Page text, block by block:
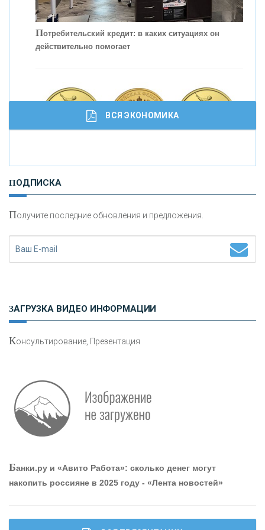
Скорость - один из главных трендов в
кредитовании бизнеса - «Интервью»
Работа мечты. Что банки делают для того, чтобы
привлечь и удержать персонал - «Интервью»
Потребительский кредит: в каких ситуациях он
действительно помогает
И
сохранения и увеличения капитала
ВСЯ ЭКОНОМИКА
ПОДПИСКА
Получите последние обновления и предложения.
ЗАГРУЗКА ВИДЕО ИНФОРМАЦИИ
Консультирование, Презентация
Банки.ру и «Авито Работа»: сколько денег могут
накопить россияне в 2025 году - «Лента новостей»